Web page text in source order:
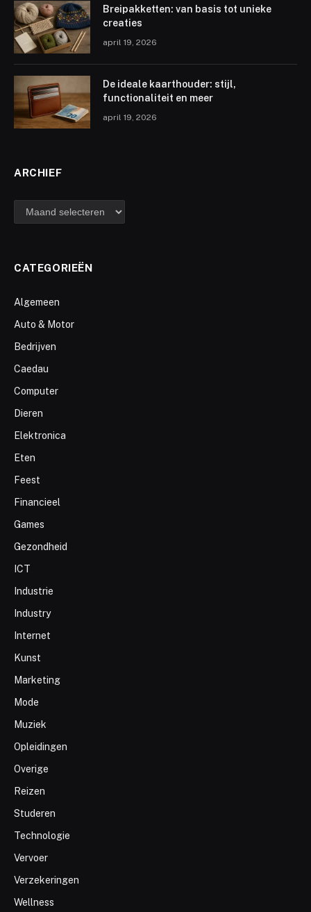
Breipakketten: van basis tot unieke
creaties
april 19, 2026
De ideale kaarthouder: stijl,
functionaliteit en meer
april 19, 2026
ARCHIEF
archief
CATEGORIEËN
Algemeen
Auto & Motor
Bedrijven
Caedau
Computer
Dieren
Elektronica
Eten
Feest
Financieel
Games
Gezondheid
ICT
Industrie
Industry
Internet
Kunst
Marketing
Mode
Muziek
Opleidingen
Overige
Reizen
Studeren
Technologie
Vervoer
Verzekeringen
Wellness